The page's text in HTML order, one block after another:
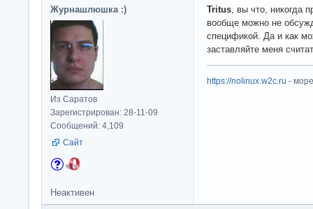
Журнашлюшка :)
Из Саратов
Зарегистрирован: 28-11-09
Сообщений: 4,109
Сайт
Tritus , вы что,
вообще можно не
спецификой. Да и как
заставляйте меня
https://nolinux.w2c.ru -
Неактивен